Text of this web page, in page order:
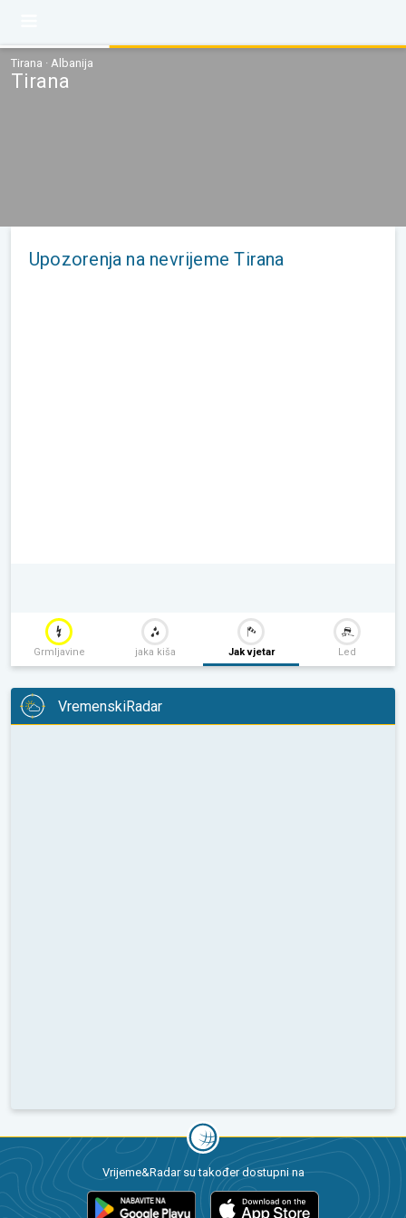
Tirana · Albanija
Tirana
Upozorenja na nevrijeme Tirana
Grmljavine jaka kiša Jak vjetar Led
VremenskiRadar
Vrijeme&Radar su također dostupni na